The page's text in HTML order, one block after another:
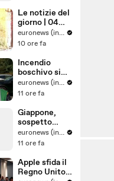
pagare quasi
un milione di
sterline alle
amiche
Le notizie del
giorno | 04
agosto 2026 -
Serale
euronews (in Italiano)
10 ore fa
Incendio
boschivo si
estende in
una riserva
sud dei Paesi
Bassi
euronews (in Italiano)
11 ore fa
Giappone,
sospetto
colpo di
calore uccide
zoo Tama di
Tokyo
euronews (in Italiano)
11 ore fa
Apple sfida il
Regno Unito